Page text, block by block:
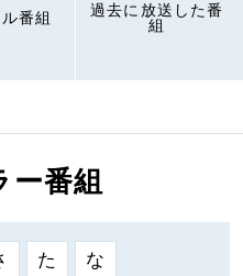
番組
過去に放送した番
組
ー番組
た な